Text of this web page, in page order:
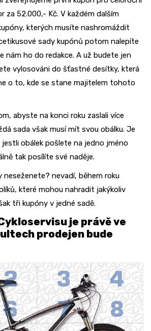
za 52.000,- Kč. V každém dalším
kterých musíte nashromáždit
sady kupónů potom nalepíte
nám ho do redakce. A už budete jen
vylosováni do šťastné desítky, která
o to, kde se stane majitelem tohoto
abyste na konci roku zaslali více
sada však musí mít svou obálku. Je
obálek pošlete na jedno jméno
tak posílíte své naděje.
neseženete? nevadí, během roku
které mohou nahradit jakýkoliv
tři kupóny v jedné sadě.
je právě ve
prodejen bude